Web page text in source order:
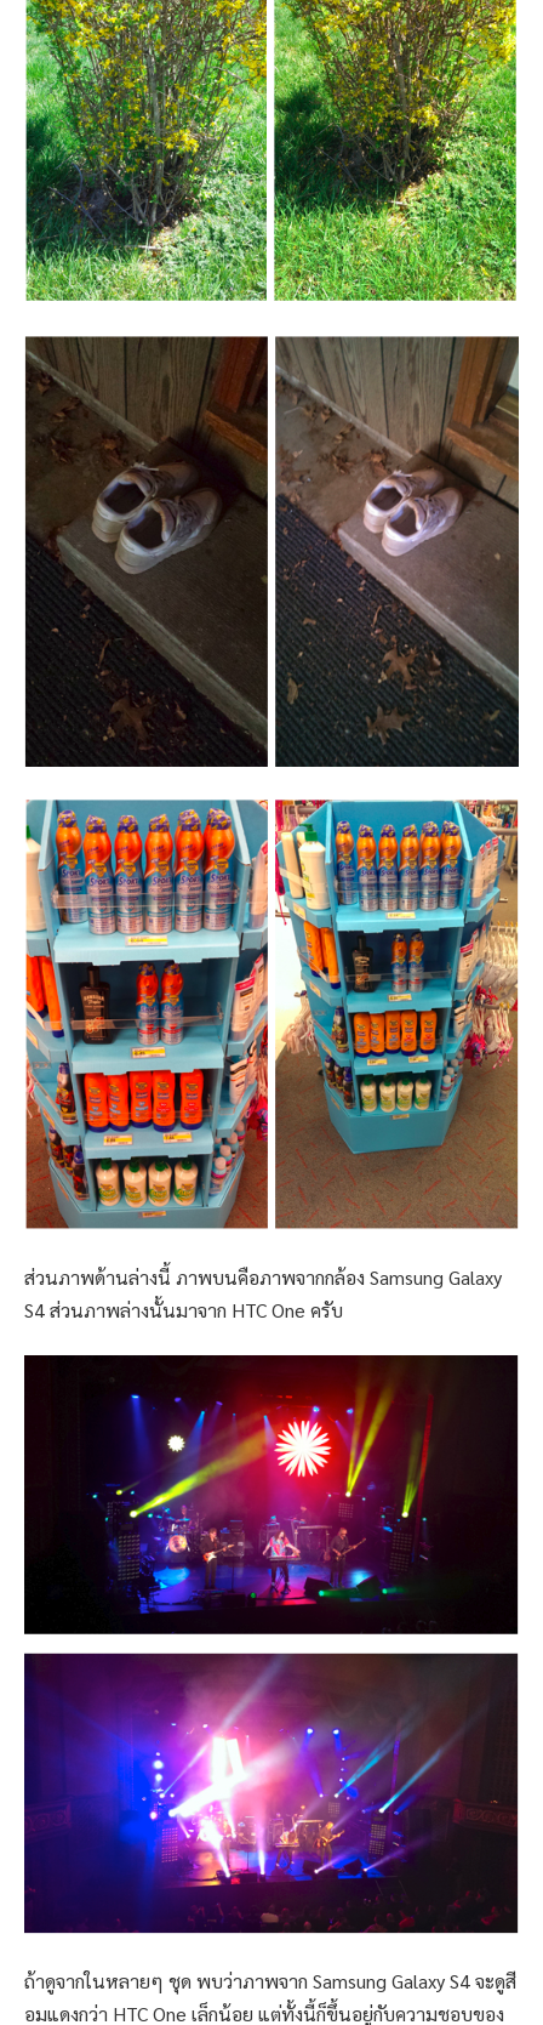
ส่วนภาพด้านล่างนี้ ภาพบนคือภาพจากกล้อง Samsung Galaxy
S4 ส่วนภาพล่างนั้นมาจาก HTC One ครับ
ถ้าดูจากในหลายๆ ชุด พบว่าภาพจาก Samsung Galaxy S4 จะดูสี
อมแดงกว่า HTC One เล็กน้อย แต่ทั้งนี้ก็ขึ้นอยู่กับความชอบของ